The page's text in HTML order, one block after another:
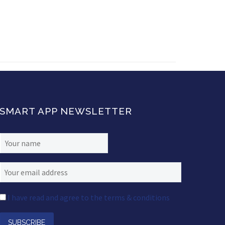
SMART APP NEWSLETTER
I have read and agree to the terms & conditions